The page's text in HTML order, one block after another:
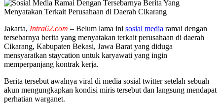
Jakarta, Intra62.com – Belum lama ini sosial media ramai dengan
tersebarnya berita yang menyatakan terkait perusahaan di daerah
Cikarang, Kabupaten Bekasi, Jawa Barat yang diduga
mensyaratkan staycation untuk karyawati yang ingin
memperpanjang kontrak kerja.
Berita tersebut awalnya viral di media sosial twitter setelah sebuah
akun mengungkapkan kondisi miris tersebut dan langsung mendapat
perhatian warganet.